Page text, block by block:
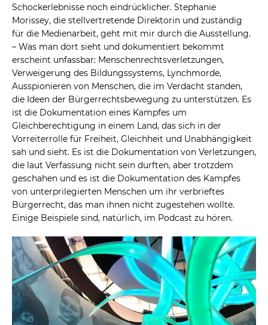
Schockerlebnisse noch eindrücklicher. Stephanie
Morissey, die stellvertretende Direktorin und zuständig
für die Medienarbeit, geht mit mir durch die Ausstellung.
– Was man dort sieht und dokumentiert bekommt
erscheint unfassbar: Menschenrechtsverletzungen,
Verweigerung des Bildungssystems, Lynchmorde,
Ausspionieren von Menschen, die im Verdacht standen,
die Ideen der Bürgerrechtsbewegung zu unterstützen. Es
ist die Dokumentation eines Kampfes um
Gleichberechtigung in einem Land, das sich in der
Vorreiterrolle für Freiheit, Gleichheit und Unabhängigkeit
sah und sieht. Es ist die Dokumentation von Verletzungen,
die laut Verfassung nicht sein durften, aber trotzdem
geschahen und es ist die Dokumentation des Kampfes
von unterprilegierten Menschen um ihr verbrieftes
Bürgerrecht, das man ihnen nicht zugestehen wollte.
Einige Beispiele sind, natürlich, im Podcast zu hören.